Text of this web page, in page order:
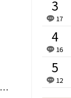
17
16
12